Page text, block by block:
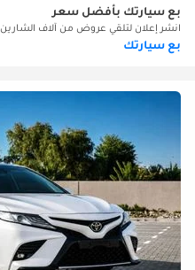
بع سيارتك بأفضل سعر
انشر إعلان لتلقي عروض من آلاف الشارين
بع سيارتك